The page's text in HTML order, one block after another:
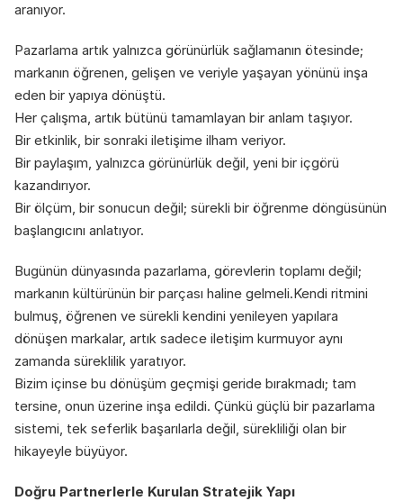
aranıyor.
Pazarlama artık yalnızca görünürlük sağlamanın ötesinde;
markanın öğrenen, gelişen ve veriyle yaşayan yönünü inşa
eden bir yapıya dönüştü.
Her çalışma, artık bütünü tamamlayan bir anlam taşıyor.
Bir etkinlik, bir sonraki iletişime ilham veriyor.
Bir paylaşım, yalnızca görünürlük değil, yeni bir içgörü
kazandırıyor.
Bir ölçüm, bir sonucun değil; sürekli bir öğrenme döngüsünün
başlangıcını anlatıyor.
Bugünün dünyasında pazarlama, görevlerin toplamı değil;
markanın kültürünün bir parçası haline gelmeli.Kendi ritmini
bulmuş, öğrenen ve sürekli kendini yenileyen yapılara
dönüşen markalar, artık sadece iletişim kurmuyor aynı
zamanda süreklilik yaratıyor.
Bizim içinse bu dönüşüm geçmişi geride bırakmadı; tam
tersine, onun üzerine inşa edildi. Çünkü güçlü bir pazarlama
sistemi, tek seferlik başarılarla değil, sürekliliği olan bir
hikayeyle büyüyor.
Doğru Partnerlerle Kurulan Stratejik Yapı